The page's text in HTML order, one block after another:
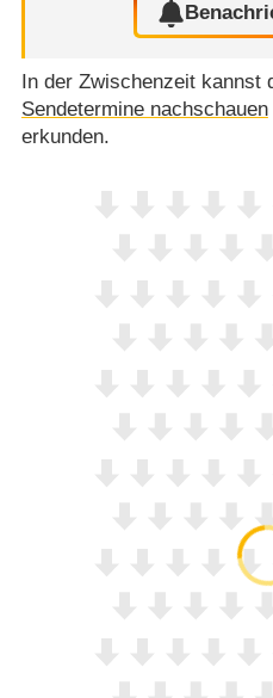
In der Zwischenzeit kannst
Sendetermine nachschauen
erkunden.